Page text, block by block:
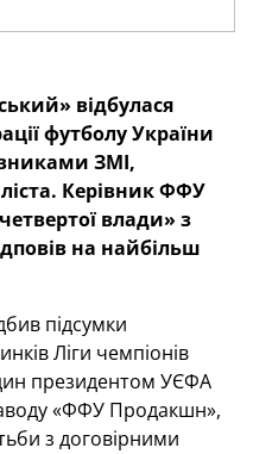
відбулася
футболу України
ЗМІ,
Керівник ФФУ
влади» з
на найбільш
підсумки
Ліги чемпіонів
президентом УЄФА
«ФФУ Продакшн»,
з договірними